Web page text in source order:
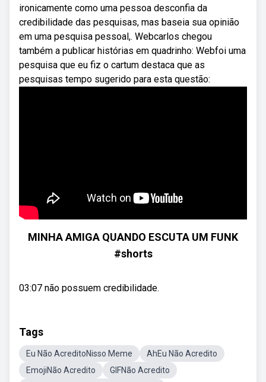
ironicamente como uma pessoa desconfia da
credibilidade das pesquisas, mas baseia sua opinião
em uma pesquisa pessoal,. Webcarlos chegou
também a publicar histórias em quadrinho: Webfoi uma
pesquisa que eu fiz o cartum destaca que as
pesquisas tempo sugerido para esta questão:
MINHA AMIGA QUANDO ESCUTA UM FUNK
#shorts
03:07 não possuem credibilidade.
Tags
Eu Não AcreditoNisso Meme
AhEu Não Acredito
EmojiNão Acredito
GIFNão Acredito